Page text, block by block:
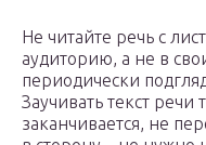
Не читайте речь с
аудиторию, а не в
периодически
Заучивать текст речи
заканчивается, не